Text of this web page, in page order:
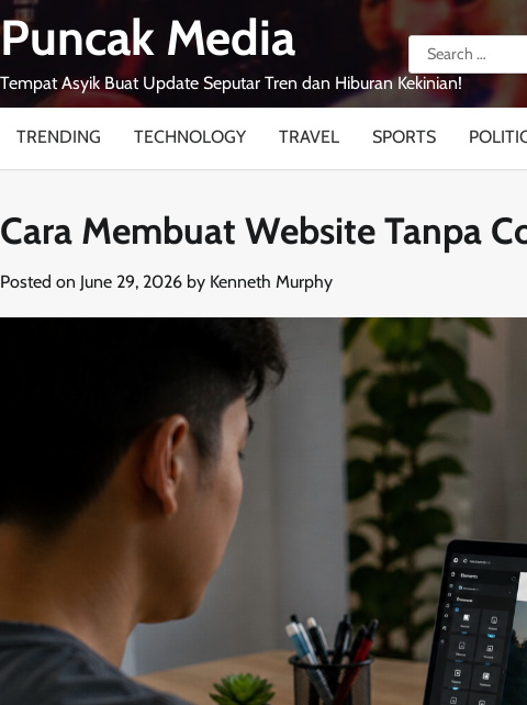
Skip
to
Puncak Media
Tempat Asyik Buat Update Seputar Tren dan Hiburan Kekinian!
Search
for:
TRENDING TECHNOLOGY TRAVEL SPORTS
Cara Membuat Website Tanpa
Posted on June 29, 2026 by Kenneth Murphy